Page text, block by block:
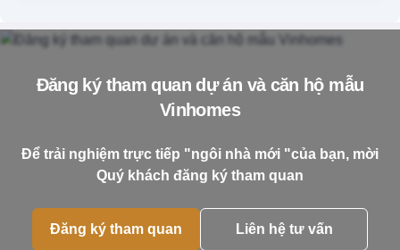
Đăng ký tham quan dự án và căn hộ mẫu
Vinhomes
Để trải nghiệm trực tiếp "ngôi nhà mới "của bạn, mời
Quý khách đăng ký tham quan
Đăng ký tham quan Liên hệ tư vấn